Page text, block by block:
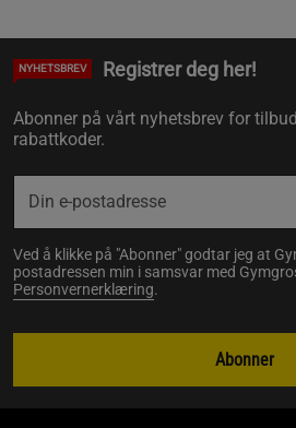
NYHETSBREV Registrer deg her!
Abonner på vårt nyhetsbrev for
rabattkoder.
Ved å klikke på "Abonner" godtar jeg at
postadressen min i samsvar med
Personvernerklæring.
Abonner